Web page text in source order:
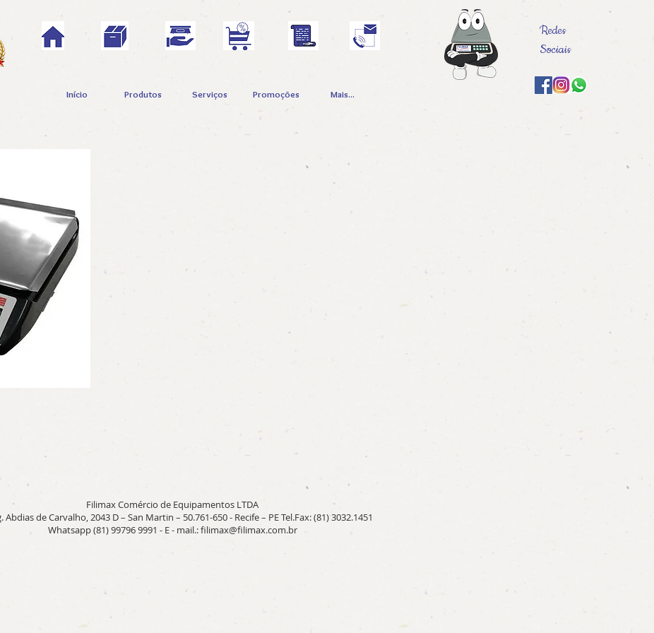
Início Produtos Serviços Promoções Mais...
Redes
Sociais
Filimax Comércio de Equipamentos LTDA
Abdias de Carvalho, 2043 D – San Martin – 50.761-650 - Recife – PE Tel.Fax: (81) 3032.1451
Whatsapp (81) 99796 9991 - E - mail.:filimax@filimax.com.br